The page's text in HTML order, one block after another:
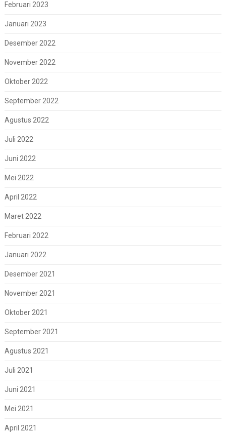
Februari 2023
Januari 2023
Desember 2022
November 2022
Oktober 2022
September 2022
Agustus 2022
Juli 2022
Juni 2022
Mei 2022
April 2022
Maret 2022
Februari 2022
Januari 2022
Desember 2021
November 2021
Oktober 2021
September 2021
Agustus 2021
Juli 2021
Juni 2021
Mei 2021
April 2021